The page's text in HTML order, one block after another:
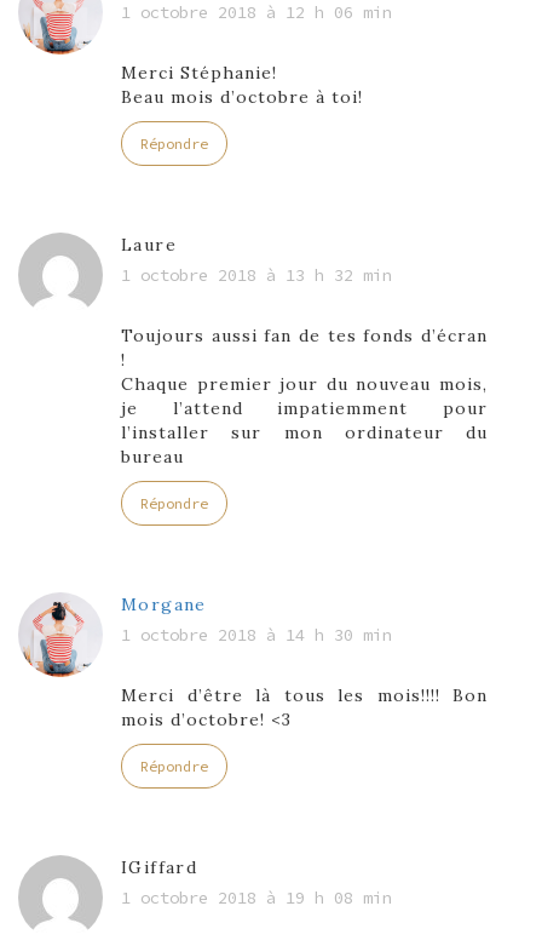
1 octobre 2018 à 12 h 06 min
Merci Stéphanie!
Beau mois d’octobre à toi!
Répondre
Laure
1 octobre 2018 à 13 h 32 min
Toujours aussi fan de tes fonds d’écran
!
Chaque premier jour du nouveau mois,
je l’attend impatiemment pour
l’installer sur mon ordinateur du
bureau
Répondre
Morgane
1 octobre 2018 à 14 h 30 min
Merci d’être là tous les mois!!!! Bon
mois d’octobre! <3
Répondre
IGiffard
1 octobre 2018 à 19 h 08 min